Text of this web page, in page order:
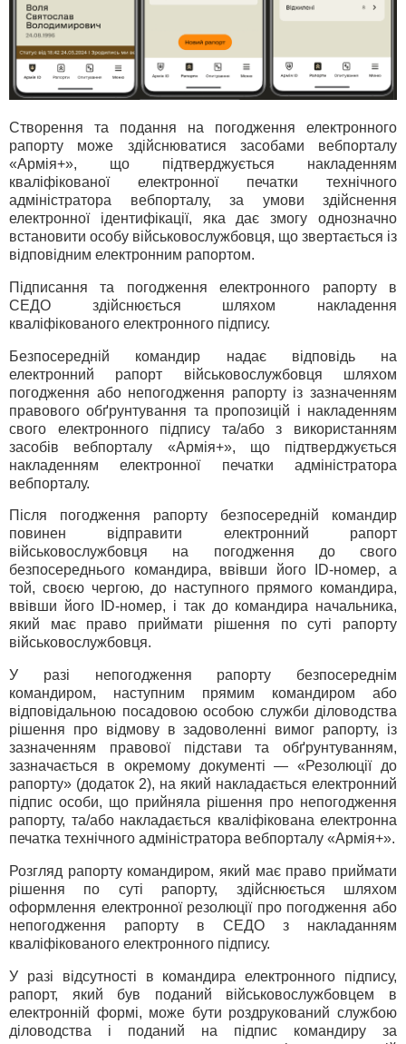
Створення та подання на погодження електронного
рапорту може здійснюватися засобами вебпорталу
«Армія+», що підтверджується накладенням
кваліфікованої електронної печатки технічного
адміністратора вебпорталу, за умови здійснення
електронної ідентифікації, яка дає змогу однозначно
встановити особу військовослужбовця, що звертається із
відповідним електронним рапортом.
Підписання та погодження електронного рапорту в
СЕДО здійснюється шляхом накладення
кваліфікованого електронного підпису.
Безпосередній командир надає відповідь на
електронний рапорт військовослужбовця шляхом
погодження або непогодження рапорту із зазначенням
правового обґрунтування та пропозицій і накладенням
свого електронного підпису та/або з використанням
засобів вебпорталу «Армія+», що підтверджується
накладенням електронної печатки адміністратора
вебпорталу.
Після погодження рапорту безпосередній командир
повинен відправити електронний рапорт
військовослужбовця на погодження до свого
безпосереднього командира, ввівши його ID-номер, а
той, своєю чергою, до наступного прямого командира,
ввівши його ID-номер, і так до командира начальника,
який має право приймати рішення по суті рапорту
військовослужбовця.
У разі непогодження рапорту безпосереднім
командиром, наступним прямим командиром або
відповідальною посадовою особою служби діловодства
рішення про відмову в задоволенні вимог рапорту, із
зазначенням правової підстави та обґрунтуванням,
зазначається в окремому документі — «Резолюції до
рапорту» (додаток 2), на який накладається електронний
підпис особи, що прийняла рішення про непогодження
рапорту, та/або накладається кваліфікована електронна
печатка технічного адміністратора вебпорталу «Армія+».
Розгляд рапорту командиром, який має право приймати
рішення по суті рапорту, здійснюється шляхом
оформлення електронної резолюції про погодження або
непогодження рапорту в СЕДО з накладанням
кваліфікованого електронного підпису.
У разі відсутності в командира електронного підпису,
рапорт, який був поданий військовослужбовцем в
електронній формі, може бути роздрукований службою
діловодства і поданий на підпис командиру за